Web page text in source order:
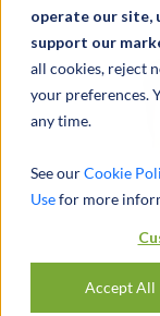
operate our site,
support our
all cookies, reject
your preferences.
any time.
See ourCookie
Usefor more
Accept All